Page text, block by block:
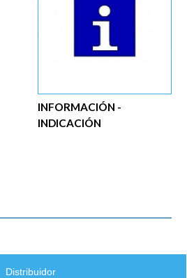
INFORMACIÓN -
INDICACIÓN
Distribuidor